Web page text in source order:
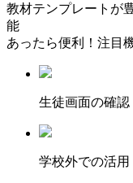
教材テンプレートが
能
あったら便利！注目
⽣徒画⾯の確認
学校外での活用